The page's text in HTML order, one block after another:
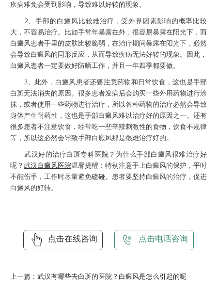
疾病难免会受到影响，导致难以好转的现象。
2、手部的白癜风比较难治疗，受外界因素影响的概率比较
大，不容易治疗。比如手常年暴露在外，很容易暴露在阳光下，而
白癜风患者手里的皮肤比较脆弱，在治疗期间暴露在阳光下，必然
会导致白癜风的同形反应，从而导致疾病无法好转的现象。因此，
白癜风患者一定要做好防晒工作，并且一年四季都要做。
3、此外，白癜风患者还要注意药物和日常饮食，这也是手部
白斑无法消失的原因。很多患者发病后会购买一些外用药物进行涂
抹，或者使用一些药物进行治疗，所以各种药物的治疗必然会导致
身体产生耐药性，这也是手部白癜风难以治疗好的原因之一。还有
很多患者不注意饮食，经常吃一些辛辣刺激性的食物，饮食不规律
等，所以这必然会导致手部白癜风那是很难治疗好的。
武汉好的治疗白斑专科医院？为什么手部白癜风很难治疗好
呢？ 武汉白癜风医院温馨提醒：特别注意手上白癜风的保护，平时
不能伤手，工作时尽量避免磕碰。患者要坚持白癜风的治疗，促进
白癜风的好转。
点击在线咨询 点击电话咨询
上一篇： 武汉有哪些去白斑的医院？白癜风是怎么引起的呢